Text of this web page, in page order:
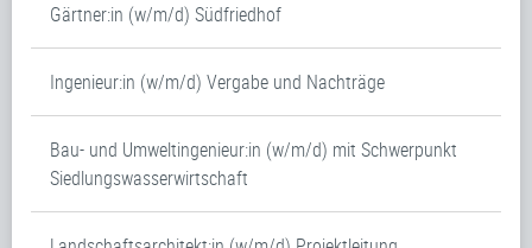
Gärtner:in (w/m/d) Südfriedhof
Ingenieur:in (w/m/d) Vergabe und Nachträge
Bau- und Umweltingenieur:in (w/m/d) mit Schwerpunkt
Siedlungswasserwirtschaft